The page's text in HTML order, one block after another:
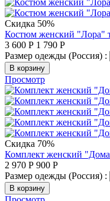
Скидка 50%
Костюм женский "Лора"
3 600 Р 1 790 Р
Размер одежды (Россия) :
В корзину
Просмотр
Скидка 70%
Комплект женский
2 970 Р 900 Р
Размер одежды (Россия) :
В корзину